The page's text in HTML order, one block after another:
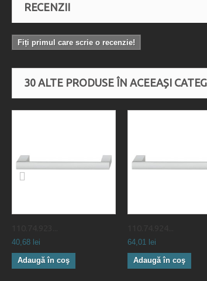
RECENZII
Fiți primul care scrie o recenzie!
30 ALTE PRODUSE ÎN ACEEAȘI
40,68 lei
Adaugă în coş
64,01 lei
Adaugă în coş